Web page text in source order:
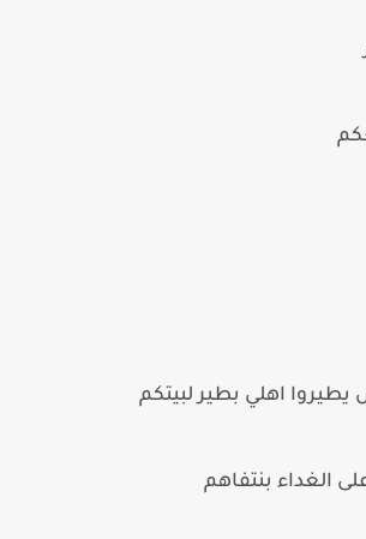
اهلي بطير لبيتكم
الغداء بنتفاهم